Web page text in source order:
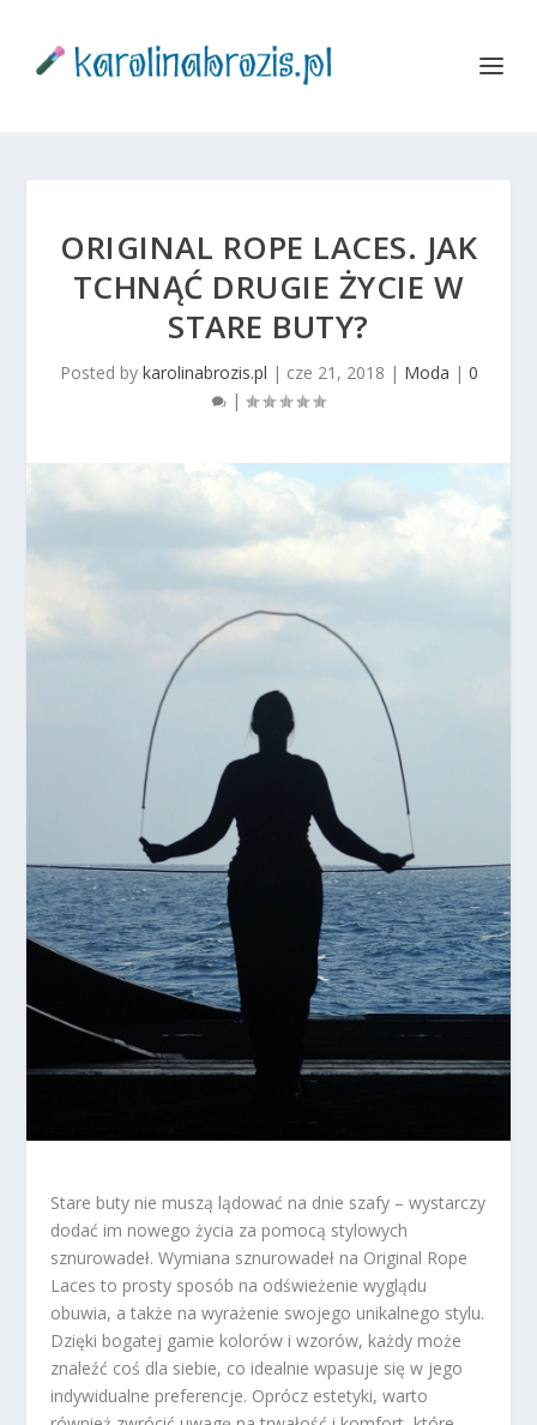
ORIGINAL ROPE LACES. JAK
TCHNĄĆ DRUGIE ŻYCIE W
STARE BUTY?
Posted by karolinabrozis.pl | cze 21, 2018 | Moda | 0
|
Stare buty nie muszą lądować na dnie szafy – wystarczy
dodać im nowego życia za pomocą stylowych
sznurowadeł. Wymiana sznurowadeł na Original Rope
Laces to prosty sposób na odświeżenie wyglądu
obuwia, a także na wyrażenie swojego unikalnego stylu.
Dzięki bogatej gamie kolorów i wzorów, każdy może
znaleźć coś dla siebie, co idealnie wpasuje się w jego
indywidualne preferencje. Oprócz estetyki, warto